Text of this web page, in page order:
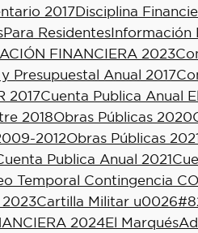
2017Disciplina
Para ResidentesInformación
FINANCIERA 2023
Presupuestal Anual 2017
2017Cuenta Publica Anual
2018Obras Públicas 2020
2012Obras Públicas
Publica Anual 2021
Temporal Contingencia
2023Cartilla Militar
2024El Marqués